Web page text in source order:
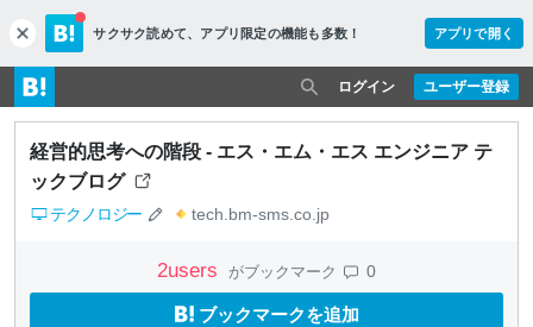
c
l
o
s
e
サクサク読めて、 アプリ限定の機能も多数！ アプリで開く
ユーザー登録
ログイン
経営的思考への階段 - エス・エム・エス エンジニア テ
ックブログ
テクノロジー tech.bm-sms.co.jp
2users がブックマーク 0
ブックマークを追加